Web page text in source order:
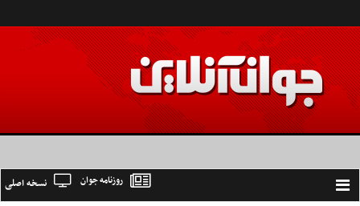
Toggle
نسخه اصلی روزنامه جوان